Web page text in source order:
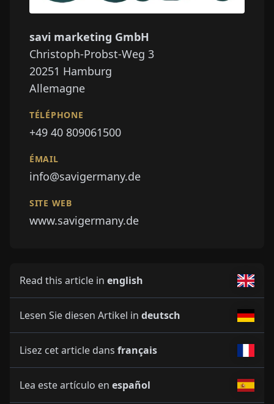
savi marketing GmbH
Christoph-Probst-Weg 3
20251 Hamburg
Allemagne
TÉLÉPHONE
+49 40 809061500
ÉMAIL
info@savigermany.de
SITE WEB
www.savigermany.de
Read this article in english
Lesen Sie diesen Artikel in deutsch
Lisez cet article dans français
Lea este artículo en español